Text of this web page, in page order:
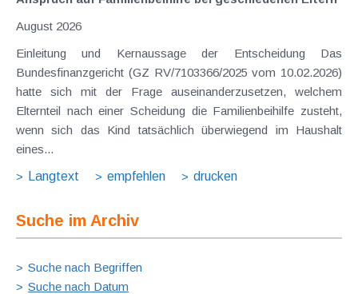
August 2026
Einleitung und Kernaussage der Entscheidung Das
Bundesfinanzgericht (GZ RV/7103366/2025 vom 10.02.2026)
hatte sich mit der Frage auseinanderzusetzen, welchem
Elternteil nach einer Scheidung die Familienbeihilfe zusteht,
wenn sich das Kind tatsächlich überwiegend im Haushalt
eines...
Langtext
empfehlen drucken
Suche im Archiv
Suche nach Begriffen
Suche nach Datum